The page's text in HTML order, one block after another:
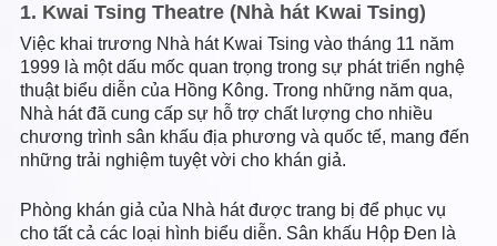
1. Kwai Tsing Theatre (Nhà hát Kwai Tsing)
Việc khai trương Nhà hát Kwai Tsing vào tháng 11 năm
1999 là một dấu mốc quan trọng trong sự phát triển nghệ
thuật biểu diễn của Hồng Kông. Trong những năm qua,
Nhà hát đã cung cấp sự hỗ trợ chất lượng cho nhiều
chương trình sân khấu địa phương và quốc tế, mang đến
những trải nghiệm tuyệt vời cho khán giả.
Phòng khán giả của Nhà hát được trang bị để phục vụ
cho tất cả các loại hình biểu diễn. Sân khấu Hộp Đen là